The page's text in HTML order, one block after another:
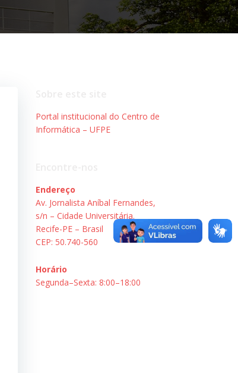
Portal institucional do Centro de
Informática – UFPE
Endereço
Av. Jornalista Aníbal Fernandes,
s/n – Cidade Universitária.
Recife-PE – Brasil
CEP: 50.740-560
Horário
Segunda–Sexta: 8:00–18:00